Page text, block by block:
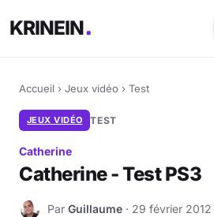
KRINEIN
Accueil › Jeux vidéo › Test
JEUX VIDÉO TEST
Catherine
Catherine - Test PS3
G Par Guillaume · 29 février